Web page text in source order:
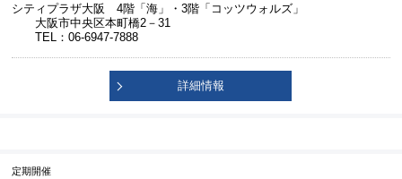
シティプラザ大阪 4階「海」・3階「コッツウォルズ」
大阪市中央区本町橋2－31
TEL：06-6947-7888
詳細情報
定期開催